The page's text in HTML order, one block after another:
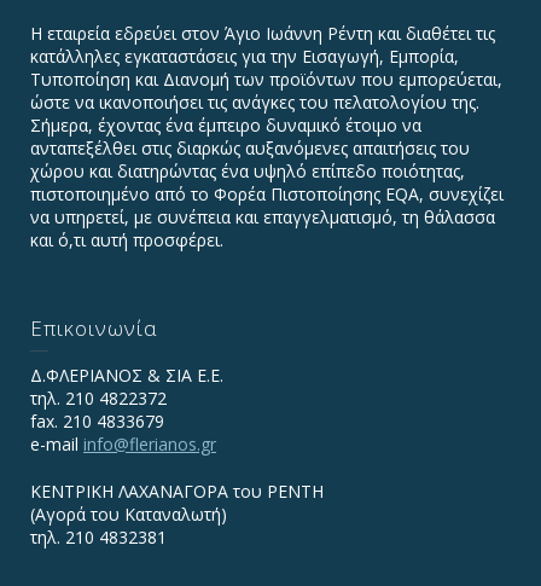
Η εταιρεία εδρεύει στον Άγιο Ιωάννη Ρέντη και διαθέτει τις
κατάλληλες εγκαταστάσεις για την Εισαγωγή, Εμπορία,
Τυποποίηση και Διανομή των προϊόντων που εμπορεύεται,
ώστε να ικανοποιήσει τις ανάγκες του πελατολογίου της.
Σήμερα, έχοντας ένα έμπειρο δυναμικό έτοιμο να
ανταπεξέλθει στις διαρκώς αυξανόμενες απαιτήσεις του
χώρου και διατηρώντας ένα υψηλό επίπεδο ποιότητας,
πιστοποιημένο από το Φορέα Πιστοποίησης EQA, συνεχίζει
να υπηρετεί, με συνέπεια και επαγγελματισμό, τη θάλασσα
και ό,τι αυτή προσφέρει.
Επικοινωνία
Δ.ΦΛΕΡΙΑΝΟΣ & ΣΙΑ Ε.Ε.
τηλ. 210 4822372
fax. 210 4833679
e-mail info@flerianos.gr
ΚΕΝΤΡΙΚΗ ΛΑΧΑΝΑΓΟΡΑ του ΡΕΝΤΗ
(Αγορά του Καταναλωτή)
τηλ. 210 4832381